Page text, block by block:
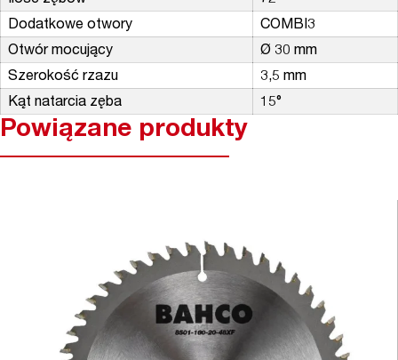
Dodatkowe otwory
COMBI3
Otwór mocujący
Ø 30 mm
Szerokość rzazu
3,5 mm
Kąt natarcia zęba
15°
Powiązane produkty